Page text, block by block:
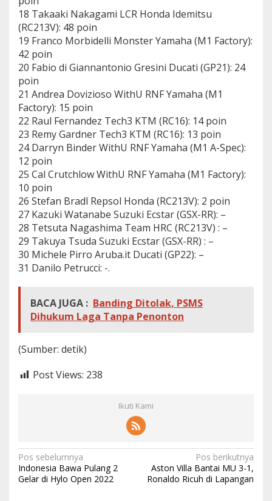
18 Takaaki Nakagami LCR Honda Idemitsu
(RC213V): 48 poin
19 Franco Morbidelli Monster Yamaha (M1 Factory):
42 poin
20 Fabio di Giannantonio Gresini Ducati (GP21): 24
poin
21 Andrea Dovizioso WithU RNF Yamaha (M1
Factory): 15 poin
22 Raul Fernandez Tech3 KTM (RC16): 14 poin
23 Remy Gardner Tech3 KTM (RC16): 13 poin
24 Darryn Binder WithU RNF Yamaha (M1 A-Spec):
12 poin
25 Cal Crutchlow WithU RNF Yamaha (M1 Factory):
10 poin
26 Stefan Bradl Repsol Honda (RC213V): 2 poin
27 Kazuki Watanabe Suzuki Ecstar (GSX-RR): –
28 Tetsuta Nagashima Team HRC (RC213V) : –
29 Takuya Tsuda Suzuki Ecstar (GSX-RR) : –
30 Michele Pirro Aruba.it Ducati (GP22): –
31 Danilo Petrucci: -.
BACA JUGA : Banding Ditolak, PSMS
Dihukum Laga Tanpa Penonton
(Sumber: detik)
Post Views: 238
Ikuti Kami
N
a
Pos sebelumnya
Indonesia Bawa Pulang 2
Gelar di Hylo Open 2022
Pos berikutnya
Aston Villa Bantai MU 3-1,
Ronaldo Ricuh di Lapangan